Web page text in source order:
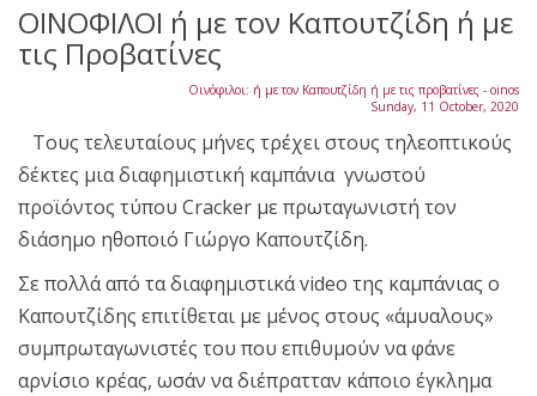
ΟΙΝΟΦΙΛΟΙ ή με τον Καπουτζίδη ή με
τις Προβατίνες
Οινόφιλοι: ή με τον Καπουτζίδη ή με τις προβατίνες - oinos
Sunday, 11 October, 2020
Τους τελευταίους μήνες τρέχει στους τηλεοπτικούς
δέκτες μια διαφημιστική καμπάνια γνωστού
προϊόντος τύπου Cracker με πρωταγωνιστή τον
διάσημο ηθοποιό Γιώργο Καπουτζίδη.
Σε πολλά από τα διαφημιστικά video της καμπάνιας ο
Καπουτζίδης επιτίθεται με μένος στους «άμυαλους»
συμπρωταγωνιστές του που επιθυμούν να φάνε
αρνίσιο κρέας, ωσάν να διέπρατταν κάποιο έγκλημα